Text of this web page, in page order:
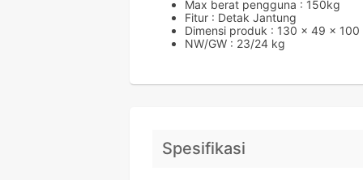
Max berat pengguna : 150kg
Fitur : Detak Jantung
Dimensi produk : 130 x 49 x 100
NW/GW : 23/24 kg
Spesifikasi